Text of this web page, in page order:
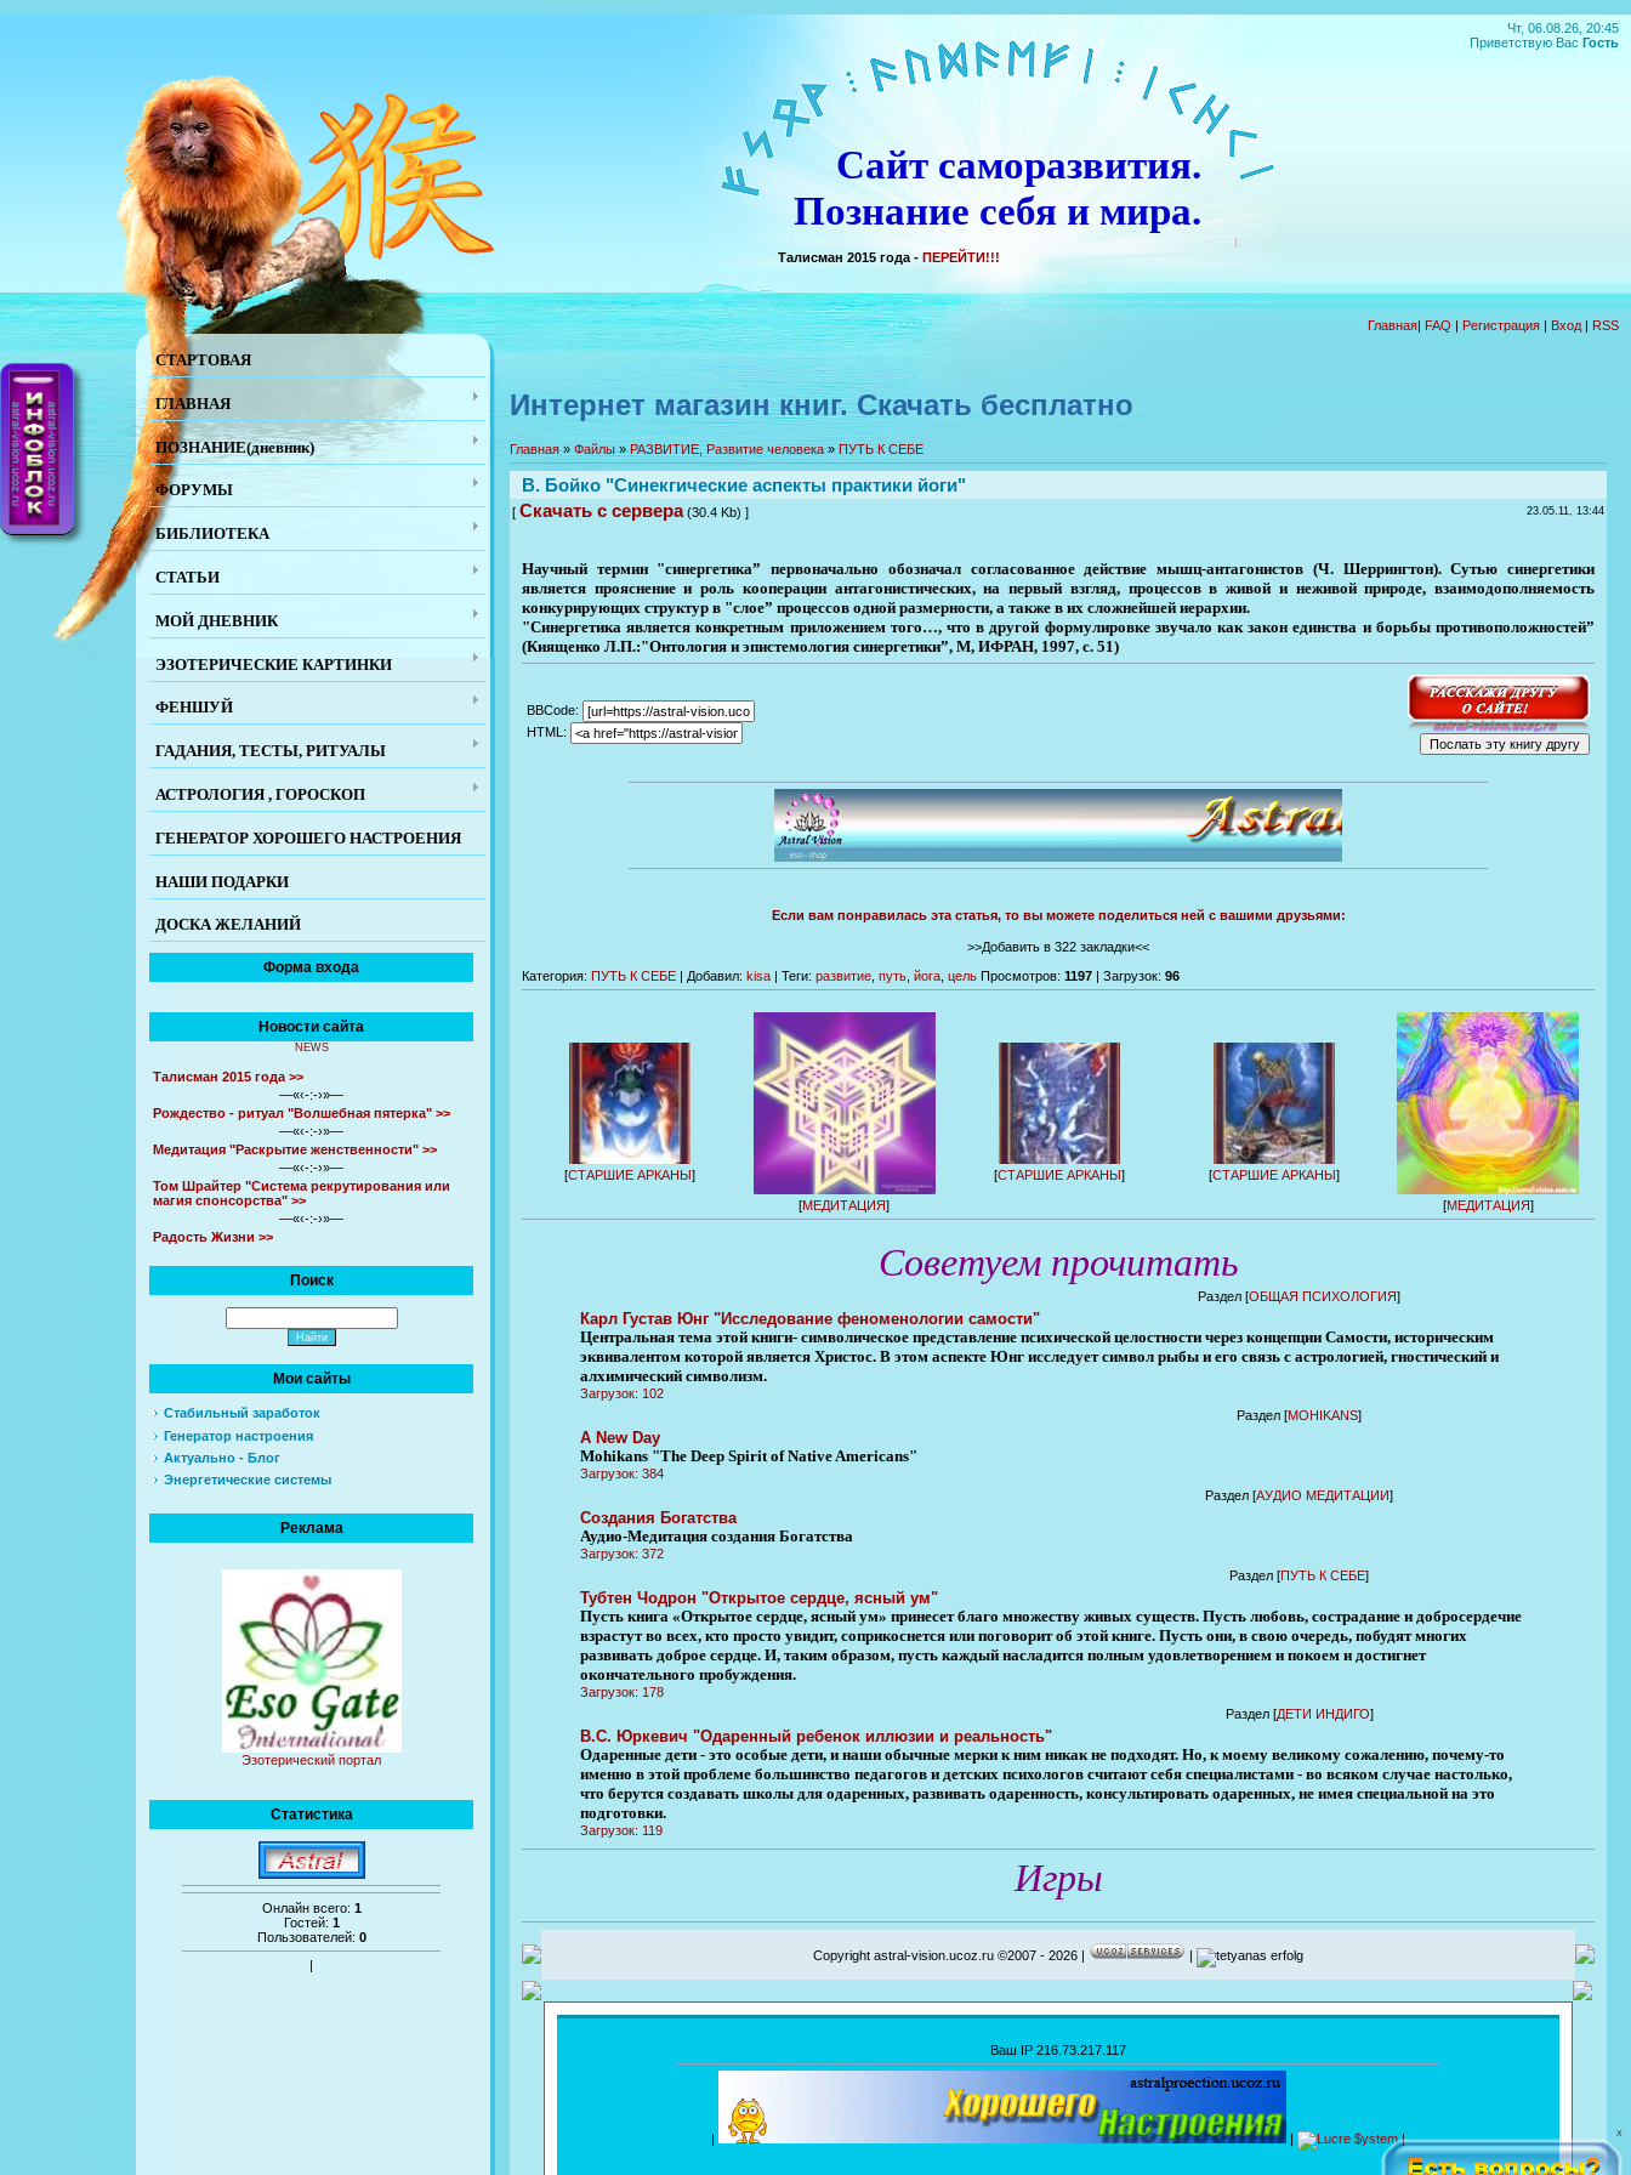
Чт, 06.08.26, 20:45
Приветствую Вас Гость
Сайт саморазвития.
Познание себя и мира.
Талисман 2015 года - ПЕРЕЙТИ!!!
Главная| FAQ | Регистрация | Вход | RSS
СТАРТОВАЯ
ГЛАВНАЯ
ПОЗНАНИЕ(дневник)
ФОРУМЫ
БИБЛИОТЕКА
СТАТЬИ
МОЙ ДНЕВНИК
ЭЗОТЕРИЧЕСКИЕ КАРТИНКИ
ФЕНШУЙ
ГАДАНИЯ, ТЕСТЫ, РИТУАЛЫ
АСТРОЛОГИЯ , ГОРОСКОП
ГЕНЕРАТОР ХОРОШЕГО НАСТРОЕНИЯ
НАШИ ПОДАРКИ
ДОСКА ЖЕЛАНИЙ
Форма входа
Новости сайта
NEWS
Талисман 2015 года >>
—«‹-:-›»—
Рождество - ритуал "Волшебная пятерка" >>
—«‹-:-›»—
Медитация "Раскрытие женственности" >>
—«‹-:-›»—
Том Шрайтер "Система рекрутирования или
магия спонсорства" >>
—«‹-:-›»—
Радость Жизни >>
Поиск
Мои сайты
Стабильный заработок
Генератор настроения
Актуально - Блог
Энергетические системы
Реклама
Эзотерический портал
Статистика
Онлайн всего: 1
Гостей: 1
Пользователей: 0
Интернет магазин книг. Скачать бесплатно
Главная» Файлы» РАЗВИТИЕ, Развитие человека »ПУТЬ К СЕБЕ
B. Бойко "Синекгические аспекты практики йоги"
[ Скачать с сервера(30.4 Kb) ] 23.05.11, 13:44
Научный термин "синергетика” первоначально обозначал согласованное действие мышц-антагонистов (Ч. Шеррингтон). Сутью синергетики
является прояснение и роль кооперации антагонистических, на первый взгляд, процессов в живой и неживой природе, взаимодополняемость
конкурирующих структур в "слое” процессов одной размерности, а также в их сложнейшей иерархии.
"Синергетика является конкретным приложением того…, что в другой формулировке звучало как закон единства и борьбы противоположностей”
(Киященко Л.П.:"Онтология и эпистемология синергетики”, М, ИФРАН, 1997, с. 51)
BBCode:
HTML:
Если вам понравилась эта статья, то вы можете поделиться ней с вашими друзьями:
>>Добавить в 322 закладки<<
Категория: ПУТЬ К СЕБЕ | Добавил: kisa | Теги: развитие путь йога цель Просмотров: 1197 | Загрузок: 96
[СТАРШИЕ АРКАНЫ]
[МЕДИТАЦИЯ]
[СТАРШИЕ АРКАНЫ] [СТАРШИЕ АРКАНЫ]
[МЕДИТАЦИЯ]
Советуем прочитать
Раздел [ОБЩАЯ ПСИХОЛОГИЯ]
Карл Густав Юнг "Исследование феноменологии самости"
Центральная тема этой книги- символическое представление психической целостности через концепции Самости, историческим
эквивалентом которой является Христос. В этом аспекте Юнг исследует символ рыбы и его связь с астрологией, гностический и
алхимический символизм.
Загрузок: 102
Раздел [MOHIKANS]
A New Day
Mohikans "The Deep Spirit of Native Americans"
Загрузок: 384
Раздел [АУДИО МЕДИТАЦИИ]
Создания Богатства
Аудио-Медитация создания Богатства
Загрузок: 372
Раздел [ПУТЬ К СЕБЕ]
Тубтен Чодрон "Открытое сердце, ясный ум"
Пусть книга «Открытое сердце, ясный ум» принесет благо множеству живых существ. Пусть любовь, сострадание и добросердечие
взрастут во всех, кто просто увидит, соприкоснется или поговорит об этой книге. Пусть они, в свою очередь, побудят многих
развивать доброе сердце. И, таким образом, пусть каждый насладится полным удовлетворением и покоем и достигнет
окончательного пробуждения.
Загрузок: 178
Раздел [ДЕТИ ИНДИГО]
В.С. Юркевич "Одаренный ребенок иллюзии и реальность"
Одаренные дети - это особые дети, и наши обычные мерки к ним никак не подходят. Но, к моему великому сожалению, почему-то
именно в этой проблеме большинство педагогов и детских психологов считают себя специалистами - во всяком случае настолько,
что берутся создавать школы для одаренных, развивать одаренность, консультировать одаренных, не имея специальной на это
подготовки.
Загрузок: 119
Игры
Copyright astral-vision.ucoz.ru ©2007 - 2026 | |
X
Ваш IP 216.73.217.117
|